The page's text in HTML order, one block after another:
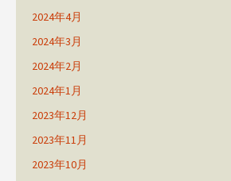
2024年4月
2024年3月
2024年2月
2024年1月
2023年12月
2023年11月
2023年10月